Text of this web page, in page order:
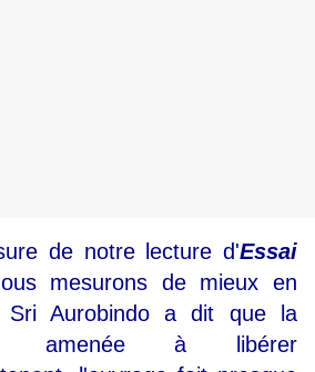
de notre lecture d'Essai
mesurons de mieux en
Sri Aurobindo a dit que la
amenée à libérer